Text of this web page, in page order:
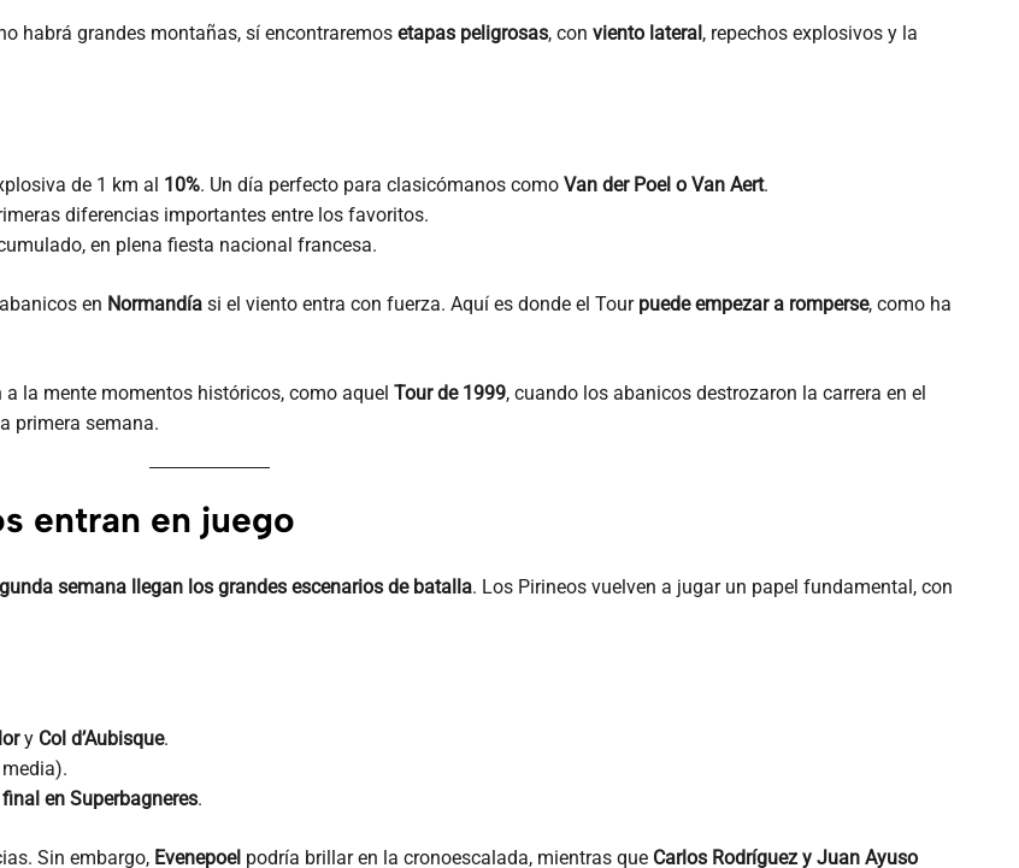
habrá grandes montañas, sí encontraremos etapas peligrosas, con viento lateral , repechos explosivos y la
de 1 km al 10%. Un día perfecto para clasicómanos como Van der Poel o Van Aert.
diferencias importantes entre los favoritos.
en plena fiesta nacional francesa.
en Normandía si el viento entra con fuerza. Aquí es donde el Tour puede empezar a romperse, como ha
la mente momentos históricos, como aquel Tour de 1999, cuando los abanicos destrozaron la carrera en el
primera semana.
entran en juego
semana llegan los grandes escenarios de batalla. Los Pirineos vuelven a jugar un papel fundamental, con
y Col d’Aubisque.
en Superbagneres.
Sin embargo, Evenepoel podría brillar en la cronoescalada, mientras que Carlos Rodríguez y Juan Ayuso